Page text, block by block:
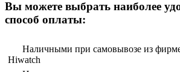
Вы можете выбрать наиболее
способ оплаты:
Наличными при самовывозе из
Hiwatch